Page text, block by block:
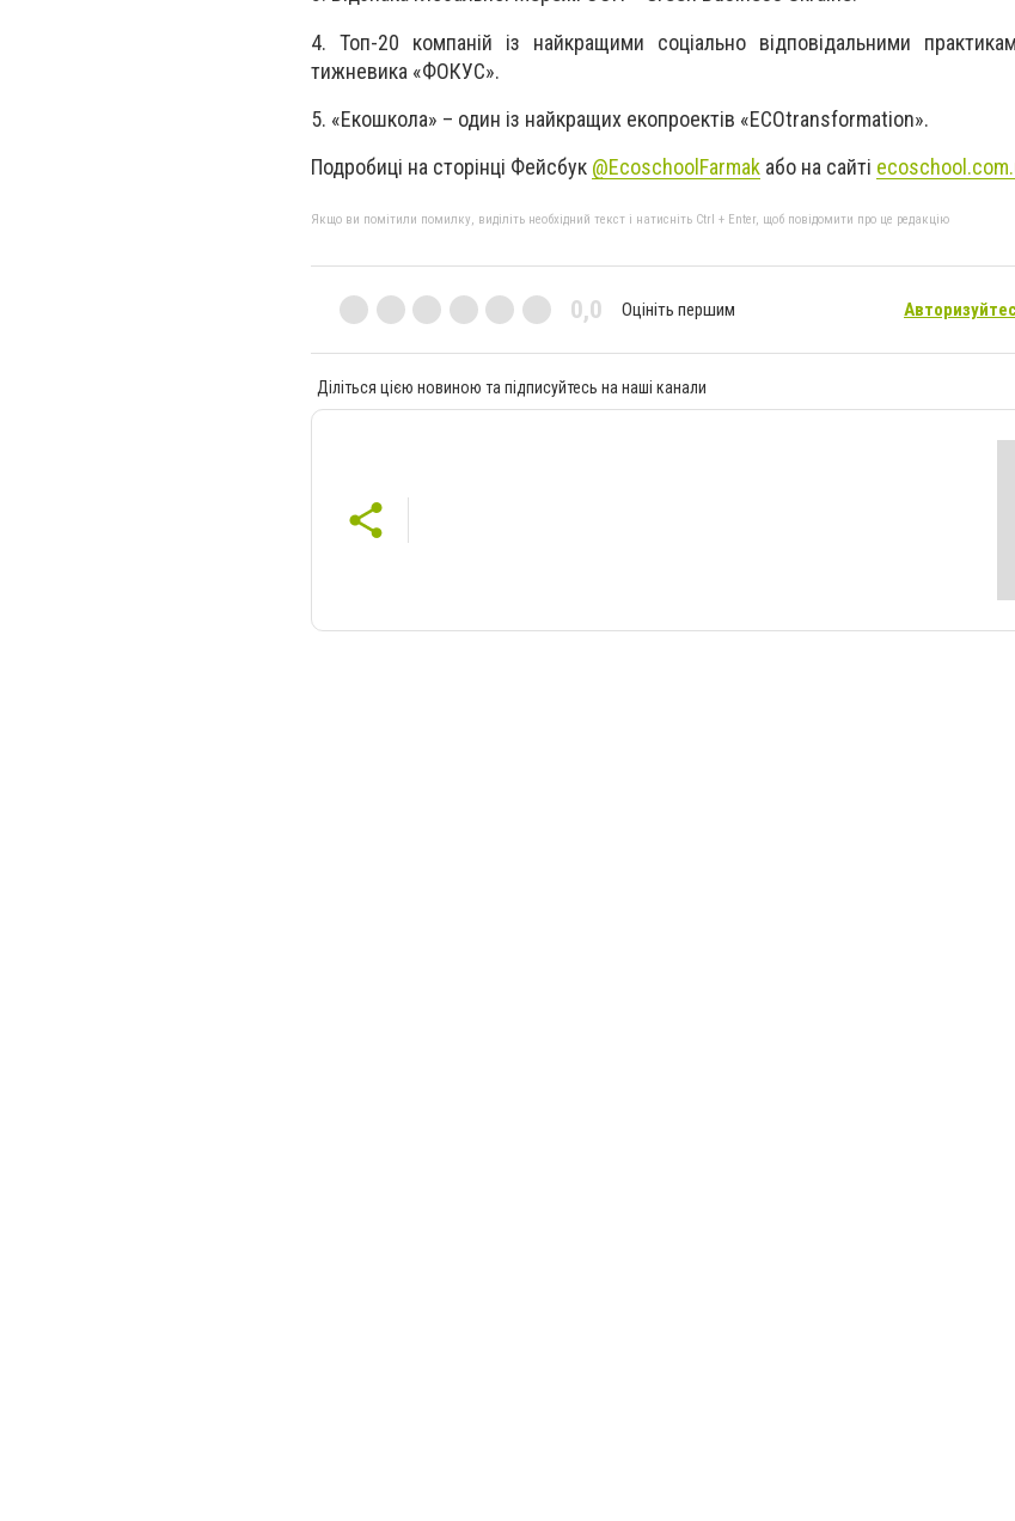
4. Топ-20 компаній із найкращими соціально відповідальними
тижневика «ФОКУС».
5. «Екошкола» – один із найкращих екопроектів «ECOtransformation».
Подробиці на сторінці Фейсбук @EcoschoolFarmak або на сайті
Якщо ви помітили помилку, виділіть необхідний текст і натисніть Ctrl + Enter, щоб повідомити про це редакцію
0,0 Оцініть першим
Діліться цією новиною та підписуйтесь на наші канали